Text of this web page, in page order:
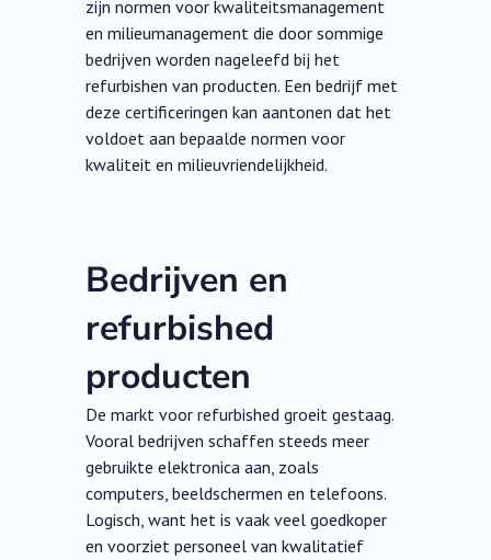
zijn normen voor kwaliteitsmanagement
en milieumanagement die door sommige
bedrijven worden nageleefd bij het
refurbishen van producten. Een bedrijf met
deze certificeringen kan aantonen dat het
voldoet aan bepaalde normen voor
kwaliteit en milieuvriendelijkheid.
Bedrijven en
refurbished
producten
De markt voor refurbished groeit gestaag.
Vooral bedrijven schaffen steeds meer
gebruikte elektronica aan, zoals
computers, beeldschermen en telefoons.
Logisch, want het is vaak veel goedkoper
en voorziet personeel van kwalitatief